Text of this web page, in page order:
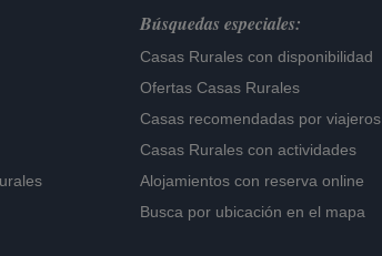
Búsquedas especiales:
Casas Rurales con disponibilidad
Ofertas Casas Rurales
Casas recomendadas por viajeros
Casas Rurales con actividades
Alojamientos con reserva online
Busca por ubicación en el mapa